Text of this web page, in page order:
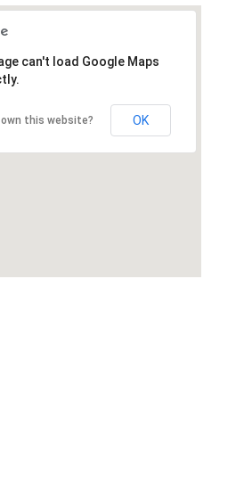
can't load Google Maps
own this website? OK